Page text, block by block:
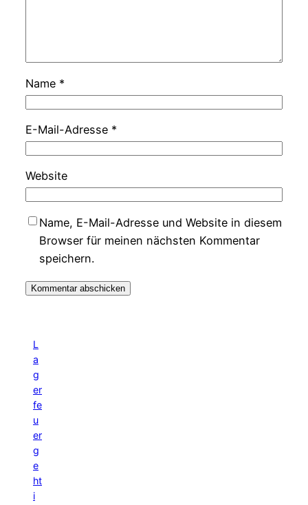
Name *
E-Mail-Adresse *
Website
Name, E-Mail-Adresse und Website in diesem
Browser für meinen nächsten Kommentar
speichern.
L
a
g
er
fe
u
er
g
e
ht
i